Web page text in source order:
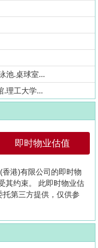
池.桌球室...
.理工大学...
即时物业估值
港)有限公司的即时物
其约束。 此即时物业估
第三方提供，仅供参